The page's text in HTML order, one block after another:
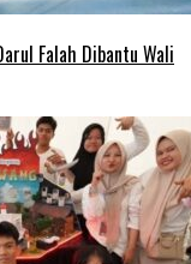
Falah Dibantu Wali